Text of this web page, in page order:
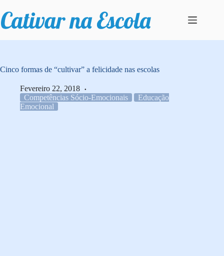
para
o
conteúdo
Cinco formas de “cultivar” a felicidade nas escolas
Fevereiro 22, 2018
Competências Sócio-Emocionais
Educação
Emocional